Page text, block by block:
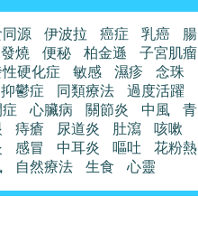
源 伊波拉 癌症 乳癌
腸
發燒
便秘 柏金遜
子宮肌瘤
硬化症
敏感 濕疹
念珠
抑鬱症
同類療法
過度活躍
心臟病 關節炎 中風
青
痔瘡 尿道炎 肚瀉
咳嗽
感冒 中耳炎 嘔吐
花粉熱
自然療法 生食 心靈